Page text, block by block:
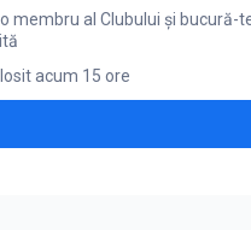
membru al Clubului și
acum 15 ore